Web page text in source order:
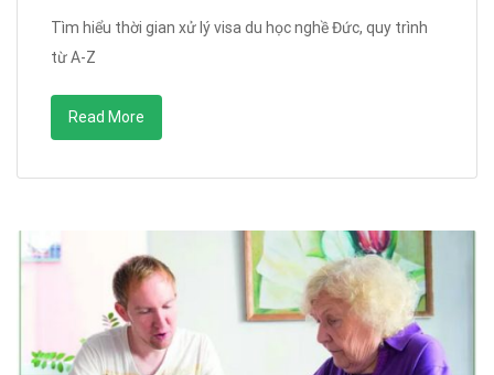
Tìm hiểu thời gian xử lý visa du học nghề Đức, quy trình
từ A-Z
Read More